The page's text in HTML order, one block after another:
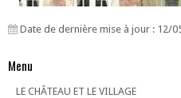
Date de dernière mise à jour : 12/
Menu
LE CHÂTEAU ET LE VILLAGE